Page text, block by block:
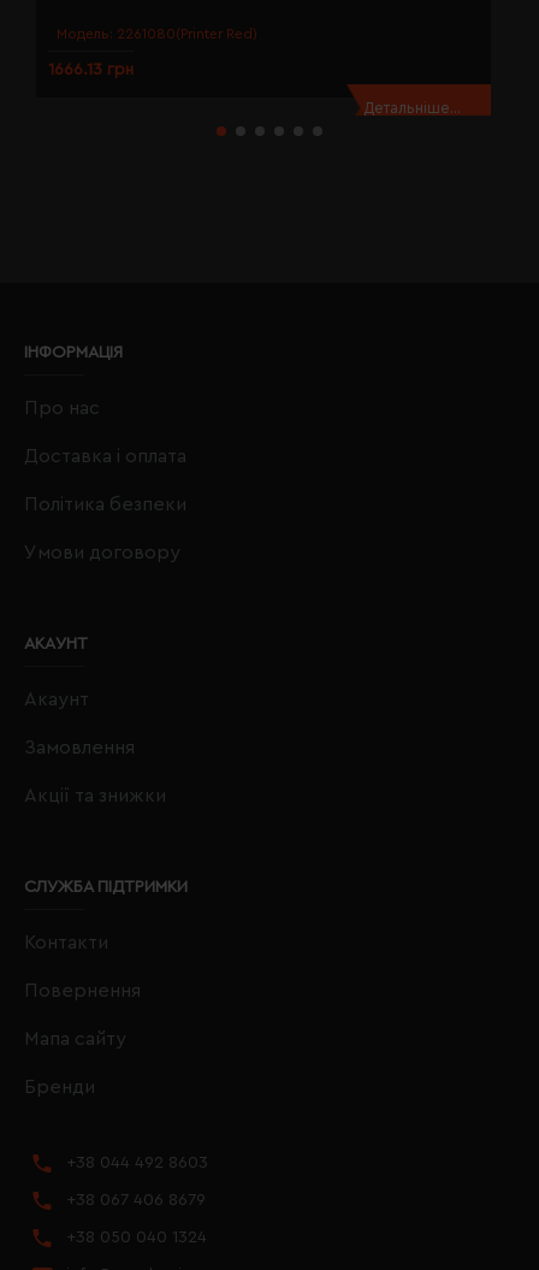
Модель: 2261080(Printer Red)
1666.13 грн
Детальніше...
ІНФОРМАЦІЯ
Про нас
Доставка і оплата
Політика безпеки
Умови договору
АКАУНТ
Акаунт
Замовлення
Акції та знижки
СЛУЖБА ПІДТРИМКИ
Контакти
Повернення
Мапа сайту
Бренди
+38 044 492 8603
+38 067 406 8679
+38 050 040 1324